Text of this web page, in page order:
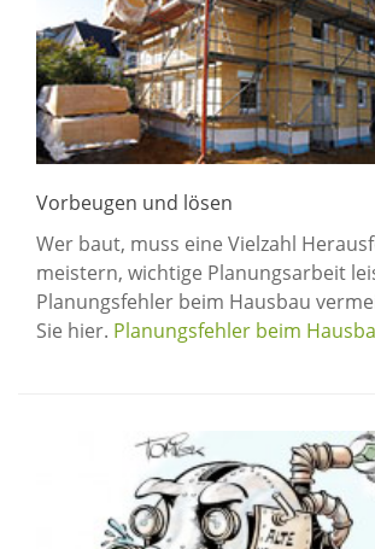
Vorbeugen und lösen
Wer baut, muss eine Vielzahl
meistern, wichtige Planungsarbeit
Planungsfehler beim Hausbau
Sie hier. Planungsfehler beim